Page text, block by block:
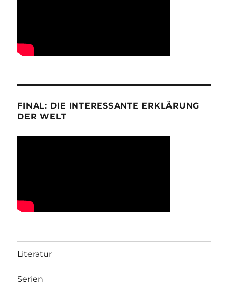
FINAL: DIE INTERESSANTE ERKLÄRUNG
DER WELT
Literatur
Serien